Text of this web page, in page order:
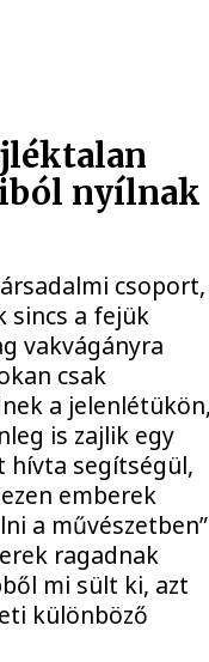
nyílnak
csoport,
sincs a fejük
vakvágányra
csak
a
is zajlik egy
hívta segítségül,
emberek
a művészetben”
ragadnak
mi sült ki, azt
különböző